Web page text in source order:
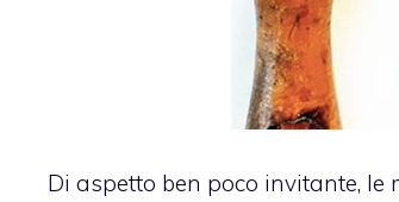
Di aspetto ben poco invitante, le